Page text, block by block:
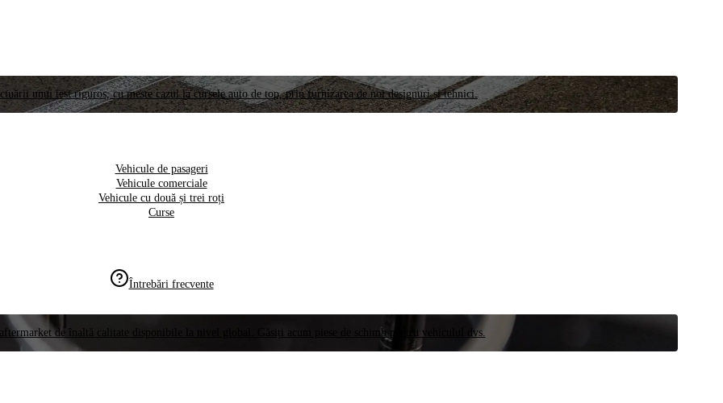
unui test riguros, cu meste cazul la cursele auto de top, prin furnizarea de noi designuri și tehnici.
Vehicule de pasageri
Vehicule comerciale
Vehicule cu două și trei roți
Curse
Întrebări frecvente
de înaltă calitate disponibile la nivel global. Găsiți acum piese de schimb pentru vehiculul dvs.